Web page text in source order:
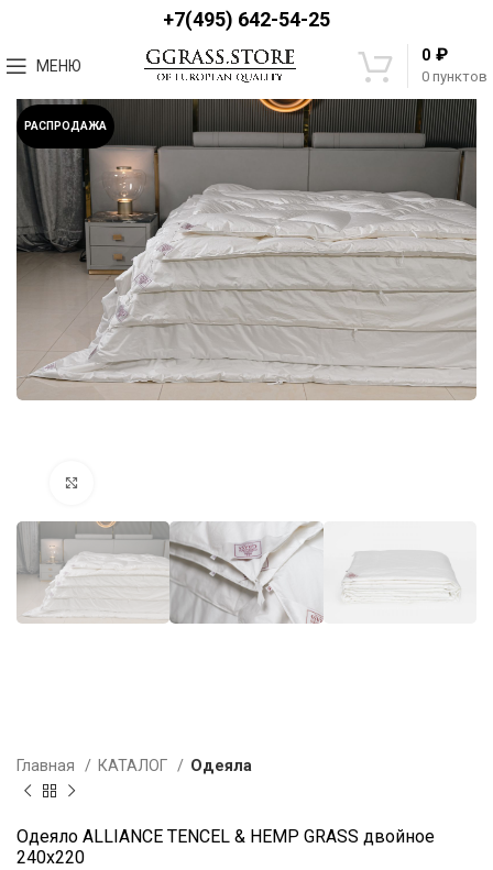
+7(495) 642-54-25
МЕНЮ
0 пунктов
0 ₽
РАСПРОДАЖА
Главная КАТАЛОГ Одеяла
Одеяло ALLIANCE TENCEL & HEMP GRASS двойное
240х220